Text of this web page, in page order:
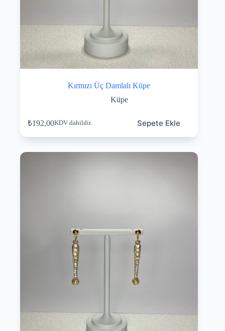
Kırmızı Üç Damlalı Küpe
Küpe
₺192,00KDV dahildir. Sepete Ekle